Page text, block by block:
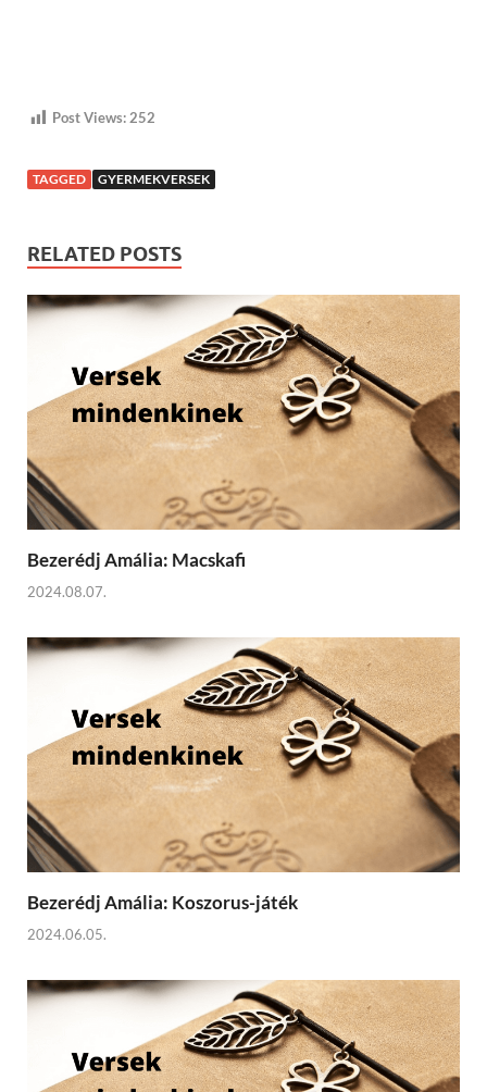
Post Views: 252
TAGGED GYERMEKVERSEK
RELATED POSTS
Bezerédj Amália: Macskafi
2024.08.07.
Bezerédj Amália: Koszorus-játék
2024.06.05.